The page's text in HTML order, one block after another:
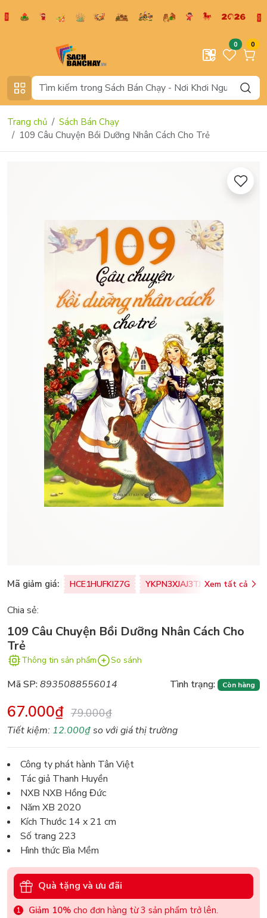
0 0
Trang chủ
Sách Bán Chạy
109 Câu Chuyện Bồi Dưỡng Nhân Cách Cho Trẻ
Mã giảm giá: HCE1HUFKIZ7G YKPN3XJAJ3TJ Xem tất cả
Chia sẻ:
109 Câu Chuyện Bồi Dưỡng Nhân Cách Cho
Trẻ
Thông tin sản phẩm So sánh
Mã SP:8935088556014 Tình trạng: Còn hàng
67.000₫ 79.000₫
Tiết kiệm: 12.000₫so với giá thị trường
Công ty phát hành Tân Việt
Tác giả Thanh Huyền
NXB NXB Hồng Đức
Năm XB 2020
Kích Thước 14 x 21 cm
Số trang 223
Hình thức Bìa Mềm
Quà tặng và ưu đãi
Giảm 10% cho đơn hàng từ 3 sản phẩm trở lên.